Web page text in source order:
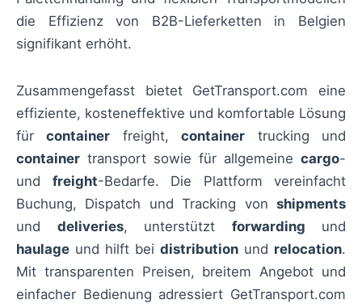
die Effizienz von B2B-Lieferketten in Belgien
signifikant erhöht.
Zusammengefasst bietet GetTransport.com eine
effiziente, kosteneffektive und komfortable Lösung
fürcontainer freight,container trucking und
container transport sowie für allgemeine cargo-
und freight-Bedarfe. Die Plattform vereinfacht
Buchung, Dispatch und Tracking von shipments
und deliveries, unterstützt forwarding und
haulage und hilft bei distribution und relocation.
Mit transparenten Preisen, breitem Angebot und
einfacher Bedienung adressiert GetTransport.com